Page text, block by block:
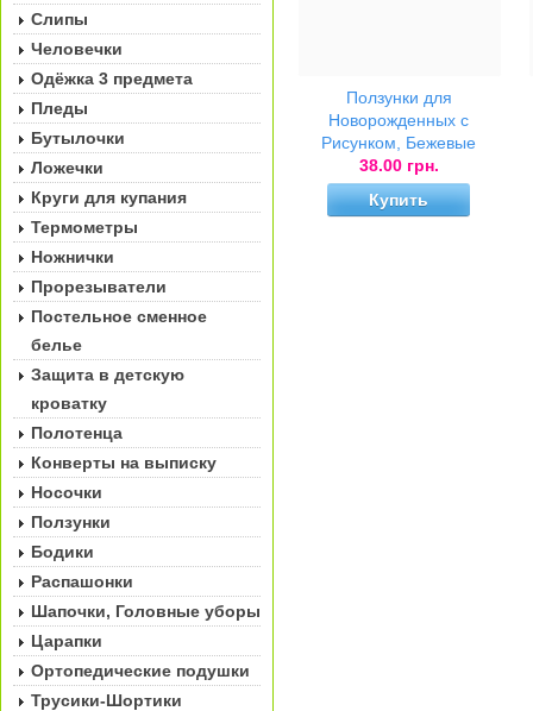
Слипы
Человечки
Одёжка 3 предмета
Пледы
Бутылочки
Ложечки
Круги для купания
Термометры
Ножнички
Прорезыватели
Постельное сменное
белье
Защита в детскую
кроватку
Полотенца
Конверты на выписку
Носочки
Ползунки
Бодики
Распашонки
Шапочки, Головные уборы
Царапки
Ортопедические подушки
Трусики-Шортики
Ползунки для
Новорожденных с
Рисунком, Бежевые
38.00 грн.
Купить